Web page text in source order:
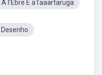
A l'Ebre E aTaaartaruga